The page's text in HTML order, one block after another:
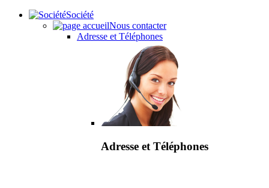
Société
Nous contacter
Adresse et Téléphones
Adresse et Téléphones